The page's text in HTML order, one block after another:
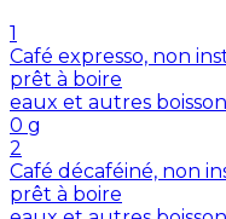
1
Café expresso, non
prêt à boire
eaux et autres
0 g
2
Café décaféiné, non
prêt à boire